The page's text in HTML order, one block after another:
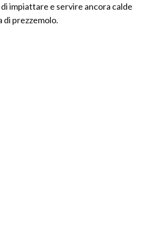
impiattare e servire ancora calde
di prezzemolo.